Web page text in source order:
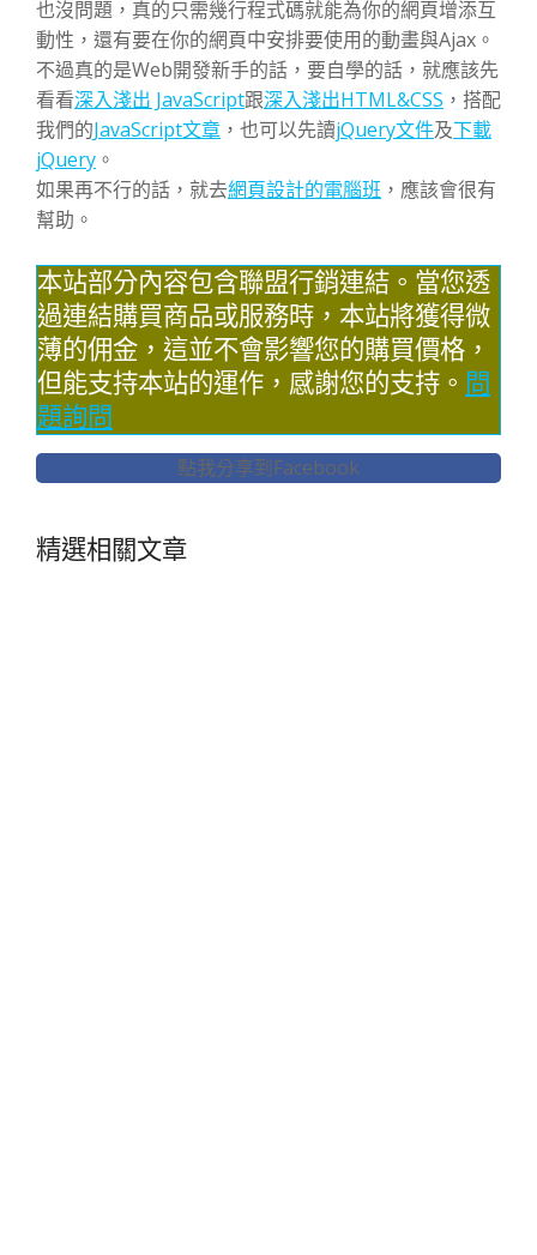
也沒問題，真的只需幾行程式碼就能為你的網頁增添互
動性，還有要在你的網頁中安排要使用的動畫與Ajax。
不過真的是Web開發新手的話，要自學的話，就應該先
看看深入淺出 JavaScript跟深入淺出HTML&CSS ，搭配
我們的JavaScript文章 ，也可以先讀jQuery文件及下載
jQuery 。
如果再不行的話，就去網頁設計的電腦班 ，應該會很有
幫助。
本站部分內容包含聯盟行銷連結。當您透
過連結購買商品或服務時，本站將獲得微
薄的佣金，這並不會影響您的購買價格，
但能支持本站的運作，感謝您的支持。 問
題詢問
點我分享到Facebook
精選相關文章